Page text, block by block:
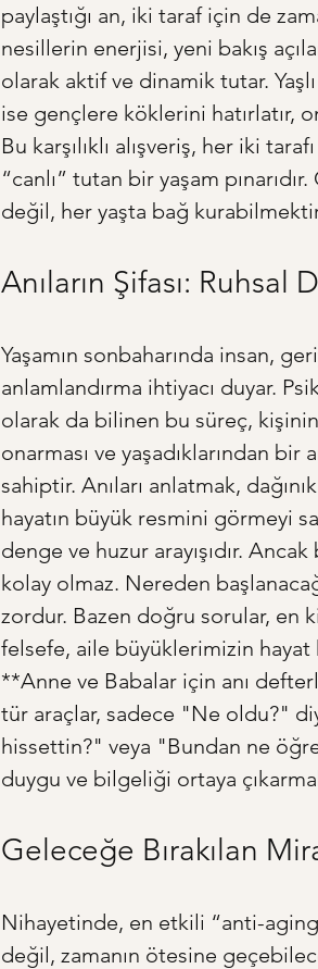
paylaştığı an, iki taraf için de
nesillerin enerjisi, yeni bakış
olarak aktif ve dinamik tutar.
ise gençlere köklerini hatırlatır,
Bu karşılıklı alışveriş, her iki
“canlı” tutan bir yaşam
değil, her yaşta bağ
Anıların Şifası:
Yaşamın sonbaharında insan,
anlamlandırma ihtiyacı duyar.
olarak da bilinen bu süreç, kişinin
onarması ve yaşadıklarından
sahiptir. Anıları anlatmak,
hayatın büyük resmini görmeyi
denge ve huzur arayışıdır.
kolay olmaz. Nereden
zordur. Bazen doğru sorular, en
felsefe, aile büyüklerimizin
**Anne ve Babalar için anı
tür araçlar, sadece "Ne oldu?"
hissettin?" veya "Bundan ne
duygu ve bilgeliği ortaya
Geleceğe Bırakılan
Nihayetinde, en etkili “anti-
değil, zamanın ötesine